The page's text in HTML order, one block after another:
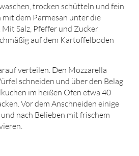
trocken schütteln und fein
mit dem Parmesan unter die
Salz, Pfeffer und Zucker
auf dem Kartoffelboden
verteilen. Den Mozzarella
schneiden und über den Belag
im heißen Ofen etwa 40
Vor dem Anschneiden einige
nach Belieben mit frischem